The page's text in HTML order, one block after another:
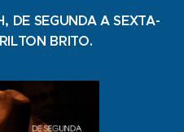
DE SEGUNDA A SEXTA-
BRITO.